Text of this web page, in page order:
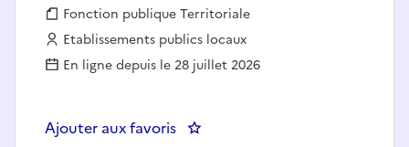
Fonction publique :
Fonction publique Territoriale
Employeur :
Etablissements publics locaux
En ligne depuis le 28 juillet 2026
Ajouter aux favoris : RESPONSABLE DES